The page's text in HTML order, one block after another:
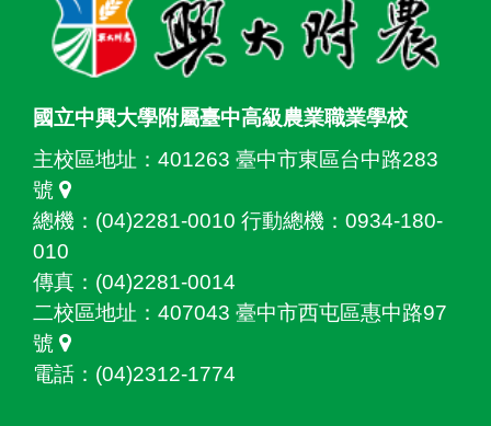
國立中興大學附屬臺中高級農業職業學校
主校區地址： 401263 臺中市東區台中路283
號
總機：(04)2281-0010 行動總機：0934-180-
010
傳真：(04)2281-0014
二校區地址： 407043 臺中市西屯區惠中路97
號
電話：(04)2312-1774